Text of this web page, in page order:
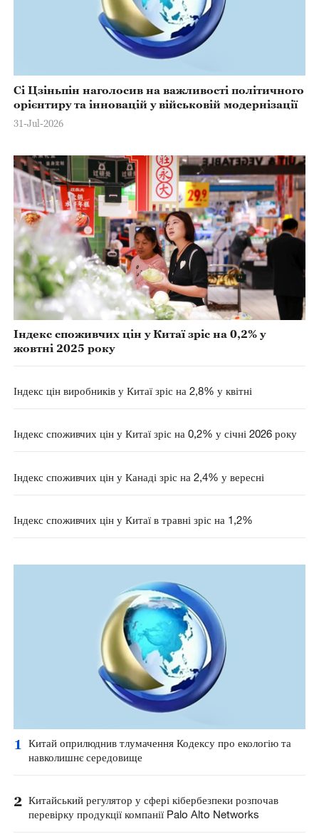
Сі Цзіньпін наголосив на важливості політичного
орієнтиру та інновацій у військовій модернізації
31-Jul-2026
Індекс споживчих цін у Китаї зріс на 0,2% у
жовтні 2025 року
Індекс цін виробників у Китаї зріс на 2,8% у квітні
Індекс споживчих цін у Китаї зріс на 0,2% у січні 2026 року
Індекс споживчих цін у Канаді зріс на 2,4% у вересні
Індекс споживчих цін у Китаї в травні зріс на 1,2%
1
Китай оприлюднив тлумачення Кодексу про екологію та
навколишнє середовище
2 Китайський регулятор у сфері кібербезпеки розпочав
перевірку продукції компанії Palo Alto Networks